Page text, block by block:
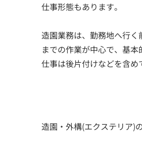
仕事形態もあります。
造園業務は、勤務地へ行
までの作業が中心で、基本
仕事は後片付けなどを含め
造園・外構(エクステリア)